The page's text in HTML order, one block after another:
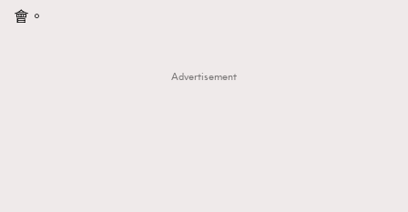
TRENDING
會。
Advertisement